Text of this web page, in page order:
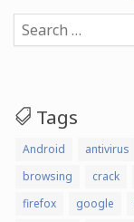
for:
Tags
Android antivirus
browsing
crack
firefox
google